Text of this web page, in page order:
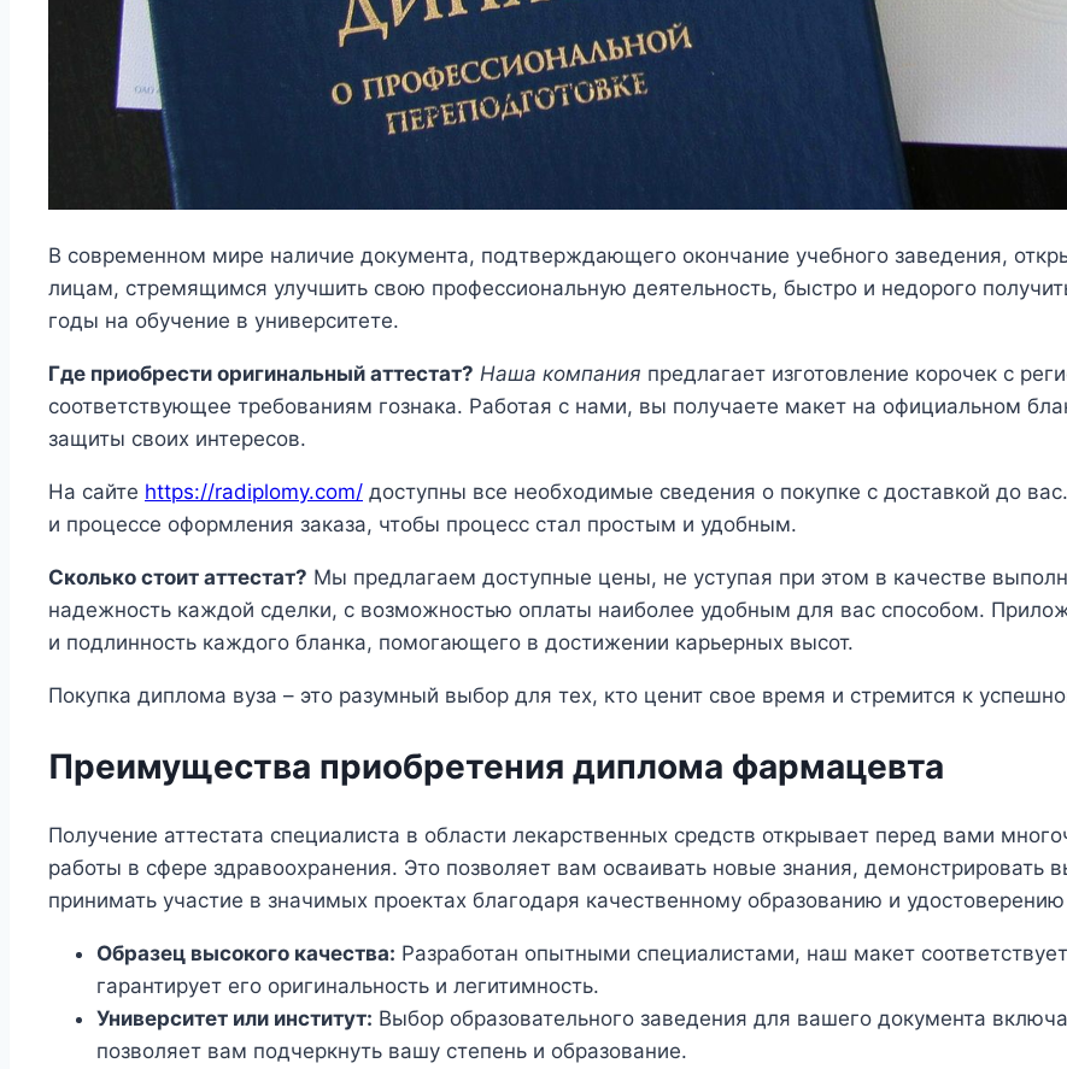
В современном мире наличие документа, подтверждающего окончание учебного заведения,
лицам, стремящимся улучшить свою профессиональную деятельность, быстро и недорого
годы на обучение в университете.
Где приобрести оригинальный аттестат? Наша компания предлагает изготовление корочек с
соответствующее требованиям гознака. Работая с нами, вы получаете макет на официальном
защиты своих интересов.
На сайте https://radiplomy.com/ доступны все необходимые сведения о покупке с доставкой до
и процессе оформления заказа, чтобы процесс стал простым и удобным.
Сколько стоит аттестат? Мы предлагаем доступные цены, не уступая при этом в качестве
надежность каждой сделки, с возможностью оплаты наиболее удобным для вас способом.
и подлинность каждого бланка, помогающего в достижении карьерных высот.
Покупка диплома вуза – это разумный выбор для тех, кто ценит свое время и стремится к
Преимущества приобретения диплома фармацевта
Получение аттестата специалиста в области лекарственных средств открывает перед вами
работы в сфере здравоохранения. Это позволяет вам осваивать новые знания, демонстрировать
принимать участие в значимых проектах благодаря качественному образованию и
Образец высокого качества: Разработан опытными специалистами, наш макет
гарантирует его оригинальность и легитимность.
Университет или институт: Выбор образовательного заведения для вашего документа
позволяет вам подчеркнуть вашу степень и образование.